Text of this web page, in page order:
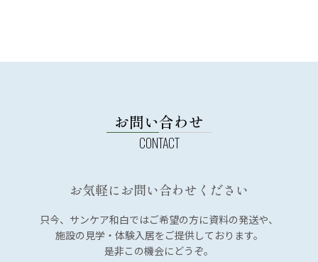
お問い合わせ
お気軽にお問い合わせください
只今、サンケア和白ではご希望の方に資料の発送や、
施設の見学・体験入居をご提供しております。
是非この機会にどうぞ。